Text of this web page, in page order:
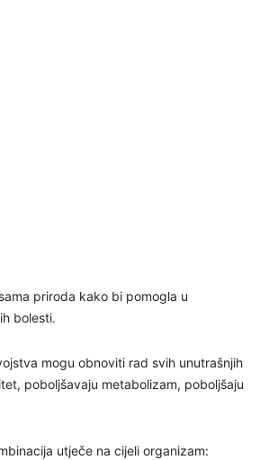
priroda kako bi pomogla u
bolesti.
mogu obnoviti rad svih unutrašnjih
poboljšavaju metabolizam, poboljšaju
utječe na cijeli organizam: